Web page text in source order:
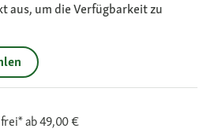
aus, um die Verfügbarkeit zu
ab 49,00 €